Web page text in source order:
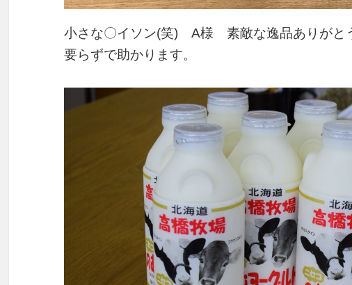
小さな〇イソン(笑) A様 素敵な逸品ありがと
要らずで助かります。